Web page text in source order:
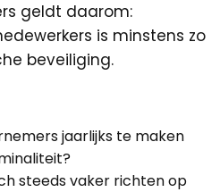
geldt daarom:
is minstens zo
beveiliging.
jaarlijks te maken
steeds vaker richten op